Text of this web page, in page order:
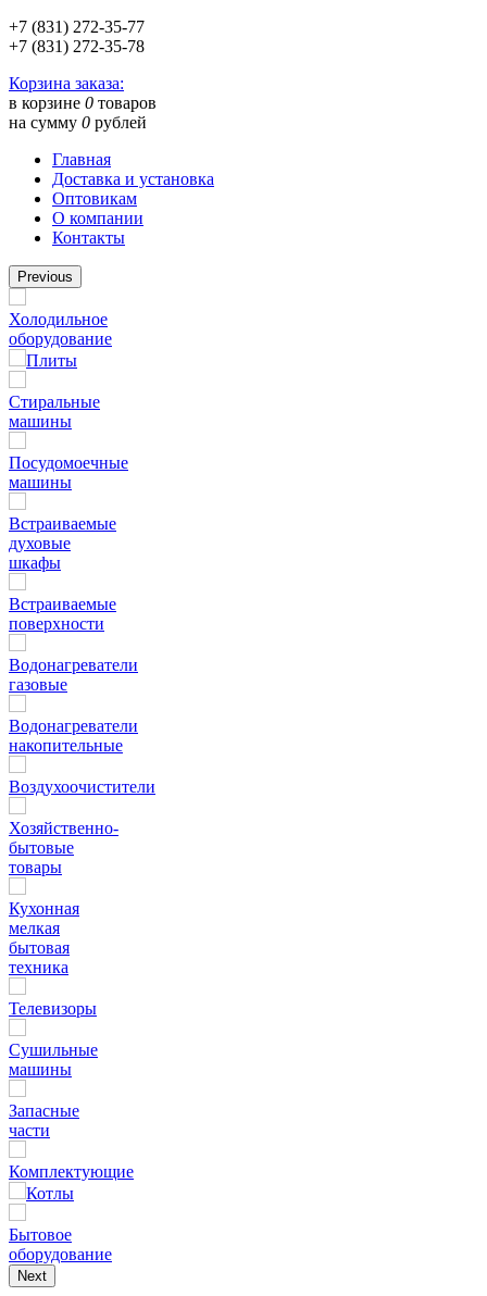
+7 (831) 272-35-77
+7 (831) 272-35-78
Корзина заказа:
в корзине 0 товаров
на сумму 0 рублей
Главная
Доставка и установка
Оптовикам
О компании
Контакты
Previous
Холодильное
оборудование
Плиты
Стиральные
машины
Посудомоечные
машины
Встраиваемые
духовые
шкафы
Встраиваемые
поверхности
Водонагреватели
газовые
Водонагреватели
накопительные
Воздухоочистители
Хозяйственно-
бытовые
товары
Кухонная
мелкая
бытовая
техника
Телевизоры
Сушильные
машины
Запасные
части
Комплектующие
Котлы
Бытовое
оборудование
Next